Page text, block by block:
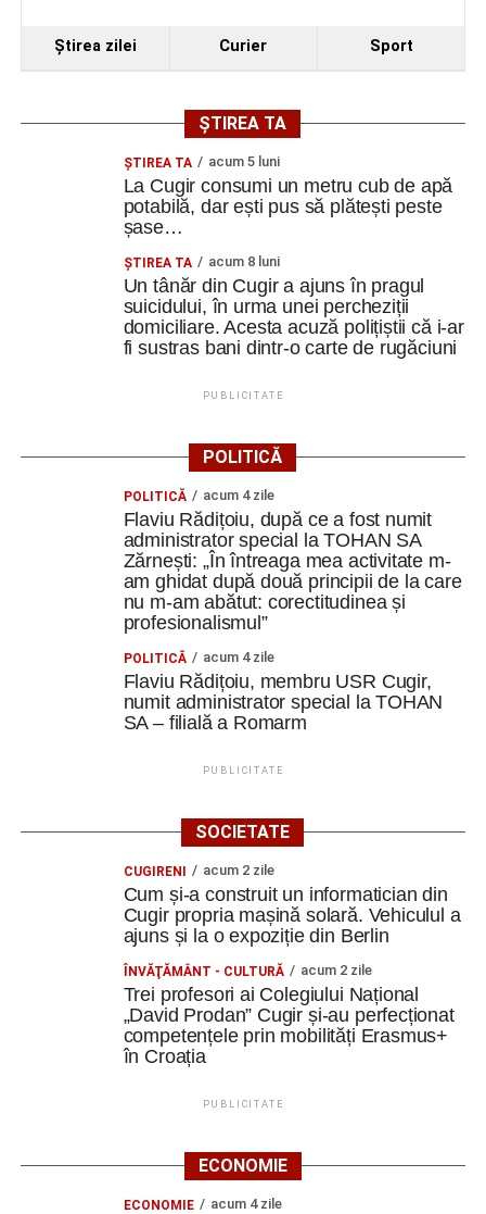
Ştirea zilei Curier Sport
ȘTIREA TA
ȘTIREA TA acum 5 luni
La Cugir consumi un metru cub de apă
potabilă, dar ești pus să plătești peste
șase…
ȘTIREA TA acum 8 luni
Un tânăr din Cugir a ajuns în pragul
suicidului, în urma unei percheziții
domiciliare. Acesta acuză polițiștii că i-ar
fi sustras bani dintr-o carte de rugăciuni
PUBLICITATE
POLITICĂ
POLITICĂ acum 4 zile
Flaviu Rădițoiu, după ce a fost numit
administrator special la TOHAN SA
Zărnești: „În întreaga mea activitate m-
am ghidat după două principii de la care
nu m-am abătut: corectitudinea și
profesionalismul”
POLITICĂ acum 4 zile
Flaviu Rădițoiu, membru USR Cugir,
numit administrator special la TOHAN
SA – filială a Romarm
PUBLICITATE
SOCIETATE
CUGIRENI acum 2 zile
Cum și-a construit un informatician din
Cugir propria mașină solară. Vehiculul a
ajuns și la o expoziție din Berlin
ÎNVĂŢĂMÂNT - CULTURĂ acum 2 zile
Trei profesori ai Colegiului Național
„David Prodan” Cugir și-au perfecționat
competențele prin mobilități Erasmus+
în Croația
PUBLICITATE
ECONOMIE
ECONOMIE acum 4 zile